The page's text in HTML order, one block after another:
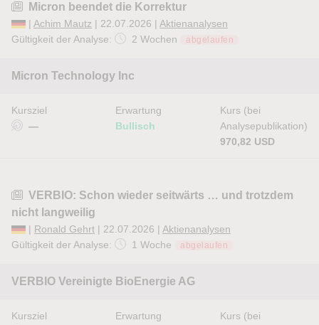
Micron beendet die Korrektur
| Achim Mautz | 22.07.2026 | Aktienanalysen
Gültigkeit der Analyse:
2 Wochen abgelaufen
Micron Technology Inc
Kursziel
—
Erwartung
Bullisch
Kurs (bei
Analysepublikation)
970,82 USD
VERBIO: Schon wieder seitwärts … und trotzdem
nicht langweilig
| Ronald Gehrt | 22.07.2026 | Aktienanalysen
Gültigkeit der Analyse:
1 Woche abgelaufen
VERBIO Vereinigte BioEnergie AG
Kursziel
Erwartung
Kurs (bei